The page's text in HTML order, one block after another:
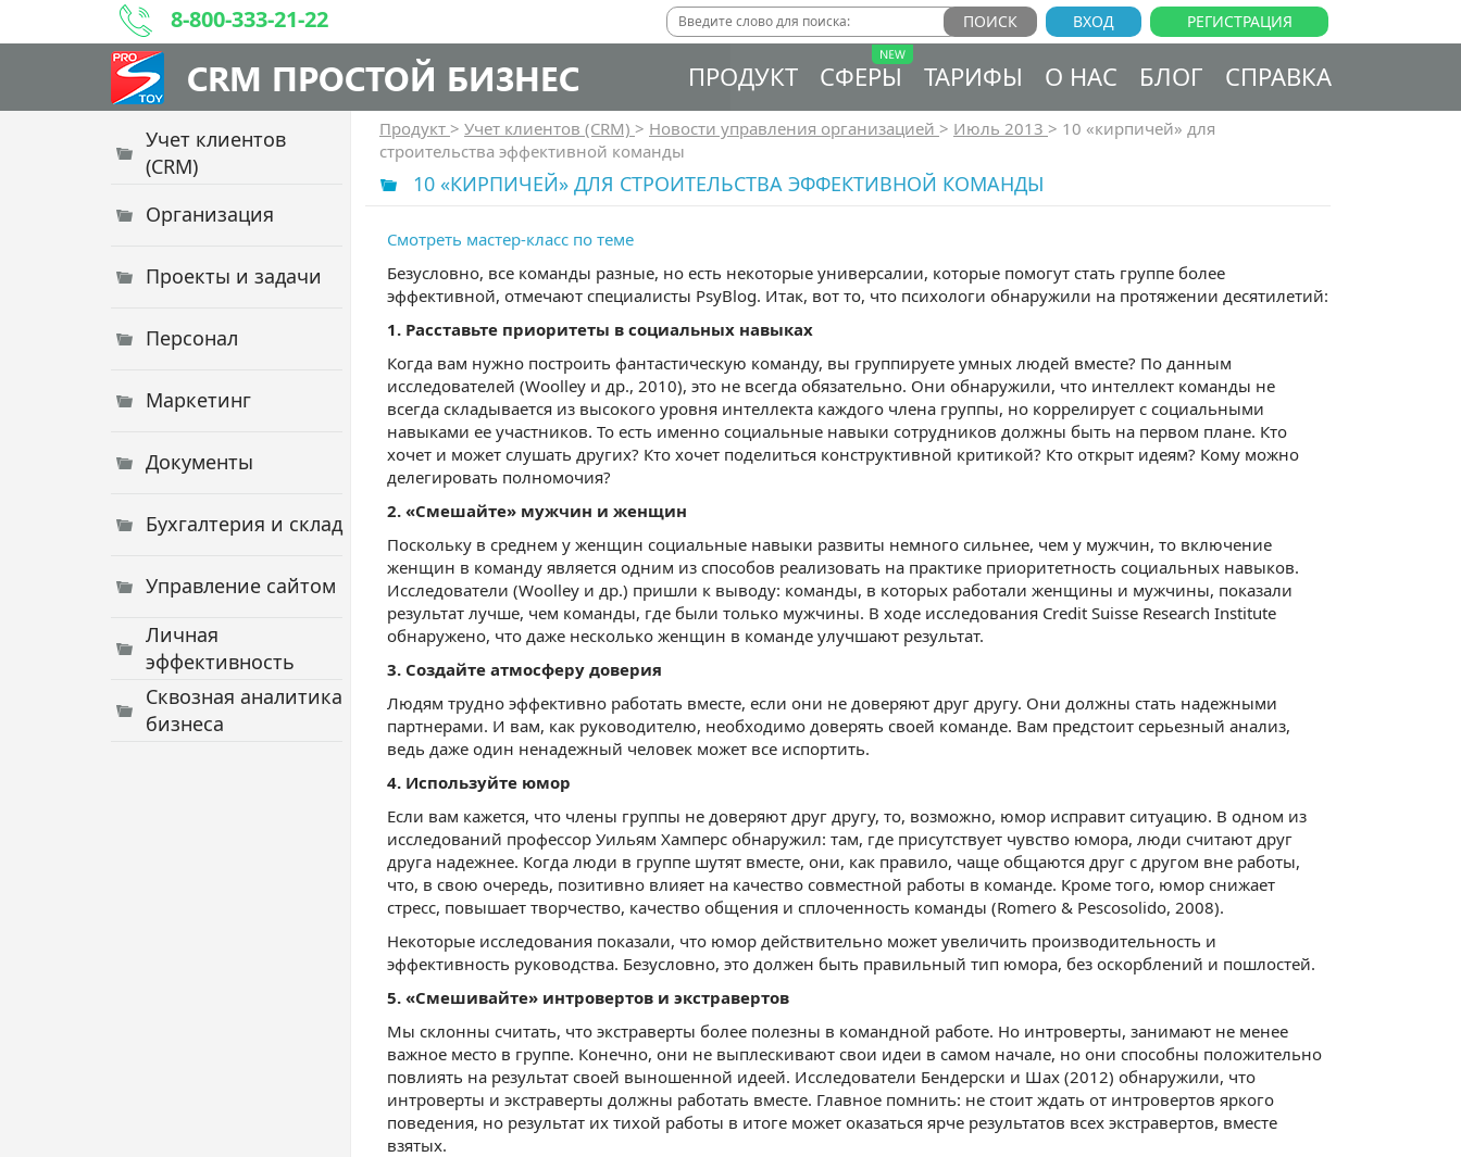
8-800-333-21-22 РЕГИСТРАЦИЯ
ВХОД
CRM ПРОСТОЙ БИЗНЕС ПРОДУКТ СФЕРЫ ТАРИФЫ О НАС БЛОГ СПРАВКА
Учет клиентов
(CRM)
Организация
Проекты и задачи
Персонал
Маркетинг
Документы
Бухгалтерия и склад
Управление сайтом
Личная
эффективность
Сквозная аналитика
бизнеса
Продукт > Учет клиентов (CRM) > Новости управления организацией > Июль 2013 > 10 «кирпичей» для
строительства эффективной команды
10 «КИРПИЧЕЙ» ДЛЯ СТРОИТЕЛЬСТВА ЭФФЕКТИВНОЙ КОМАНДЫ
Смотреть мастер-класс по теме
Безусловно, все команды разные, но есть некоторые универсалии, которые помогут стать группе более
эффективной, отмечают специалисты PsyBlog. Итак, вот то, что психологи обнаружили на протяжении десятилетий:
1. Расставьте приоритеты в социальных навыках
Когда вам нужно построить фантастическую команду, вы группируете умных людей вместе? По данным
исследователей (Woolley и др., 2010), это не всегда обязательно. Они обнаружили, что интеллект команды не
всегда складывается из высокого уровня интеллекта каждого члена группы, но коррелирует с социальными
навыками ее участников. То есть именно социальные навыки сотрудников должны быть на первом плане. Кто
хочет и может слушать других? Кто хочет поделиться конструктивной критикой? Кто открыт идеям? Кому можно
делегировать полномочия?
2. «Смешайте» мужчин и женщин
Поскольку в среднем у женщин социальные навыки развиты немного сильнее, чем у мужчин, то включение
женщин в команду является одним из способов реализовать на практике приоритетность социальных навыков.
Исследователи (Woolley и др.) пришли к выводу: команды, в которых работали женщины и мужчины, показали
результат лучше, чем команды, где были только мужчины. В ходе исследования Credit Suisse Research Institute
обнаружено, что даже несколько женщин в команде улучшают результат.
3. Создайте атмосферу доверия
Людям трудно эффективно работать вместе, если они не доверяют друг другу. Они должны стать надежными
партнерами. И вам, как руководителю, необходимо доверять своей команде. Вам предстоит серьезный анализ,
ведь даже один ненадежный человек может все испортить.
4. Используйте юмор
Если вам кажется, что члены группы не доверяют друг другу, то, возможно, юмор исправит ситуацию. В одном из
исследований профессор Уильям Хамперс обнаружил: там, где присутствует чувство юмора, люди считают друг
друга надежнее. Когда люди в группе шутят вместе, они, как правило, чаще общаются друг с другом вне работы,
что, в свою очередь, позитивно влияет на качество совместной работы в команде. Кроме того, юмор снижает
стресс, повышает творчество, качество общения и сплоченность команды (Romero & Pescosolido, 2008).
Некоторые исследования показали, что юмор действительно может увеличить производительность и
эффективность руководства. Безусловно, это должен быть правильный тип юмора, без оскорблений и пошлостей.
5. «Смешивайте» интровертов и экстравертов
Мы склонны считать, что экстраверты более полезны в командной работе. Но интроверты, занимают не менее
важное место в группе. Конечно, они не выплескивают свои идеи в самом начале, но они способны положительно
повлиять на результат своей выношенной идеей. Исследователи Бендерски и Шах (2012) обнаружили, что
интроверты и экстраверты должны работать вместе. Главное помнить: не стоит ждать от интровертов яркого
поведения, но результат их тихой работы в итоге может оказаться ярче результатов всех экстравертов, вместе
взятых.